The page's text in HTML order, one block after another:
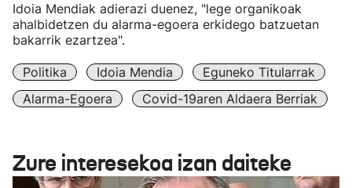
Idoia Mendiak adierazi duenez, "lege organikoak
ahalbidetzen du alarma-egoera erkidego batzuetan
bakarrik ezartzea".
Politika Idoia Mendia
Eguneko Titularrak
Alarma-Egoera
Covid-19aren Aldaera Berriak
Zure interesekoa izan daiteke